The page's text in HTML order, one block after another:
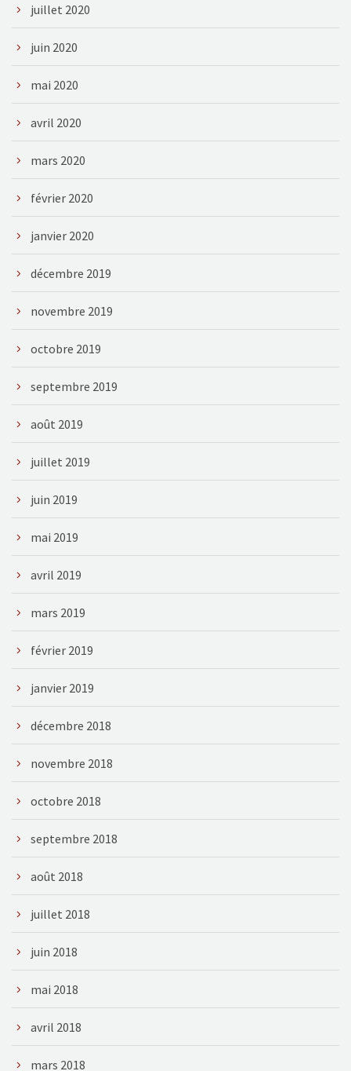
juillet 2020
juin 2020
mai 2020
avril 2020
mars 2020
février 2020
janvier 2020
décembre 2019
novembre 2019
octobre 2019
septembre 2019
août 2019
juillet 2019
juin 2019
mai 2019
avril 2019
mars 2019
février 2019
janvier 2019
décembre 2018
novembre 2018
octobre 2018
septembre 2018
août 2018
juillet 2018
juin 2018
mai 2018
avril 2018
mars 2018